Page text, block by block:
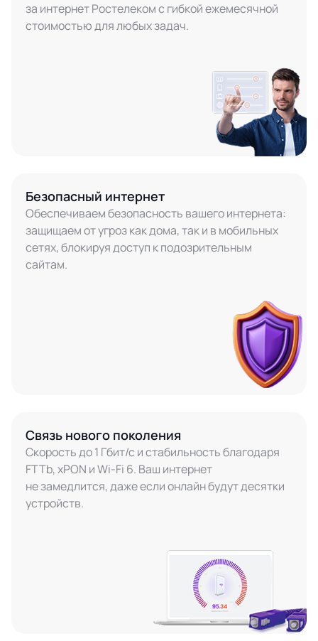
за интернет Ростелеком с гибкой ежемесячной
стоимостью для любых задач.
Безопасный интернет
Обеспечиваем безопасность вашего интернета:
защищаем от угроз как дома, так и в мобильных
сетях, блокируя доступ к подозрительным
сайтам.
Связь нового поколения
Скорость до 1 Гбит/с и стабильность благодаря
FTTb, xPON и Wi-Fi 6. Ваш интернет
не замедлится, даже если онлайн будут десятки
устройств.